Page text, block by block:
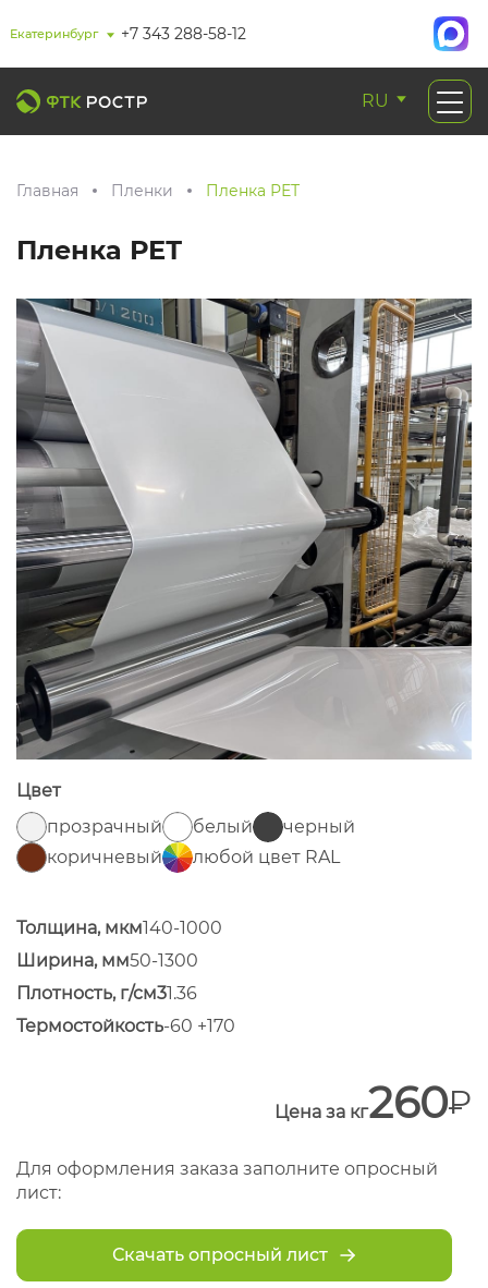
Екатеринбург +7 343 288-58-12
RU
Главная Пленки Пленка РЕТ
Пленка РЕТ
Цвет
прозрачный
белый
черный
коричневый
любой цвет RAL
Толщина, мкм140-1000
Ширина, мм50-1300
Плотность, г/см31.36
Термостойкость-60 +170
Цена за кг260
Для оформления заказа заполните опросный
лист:
Скачать опросный лист